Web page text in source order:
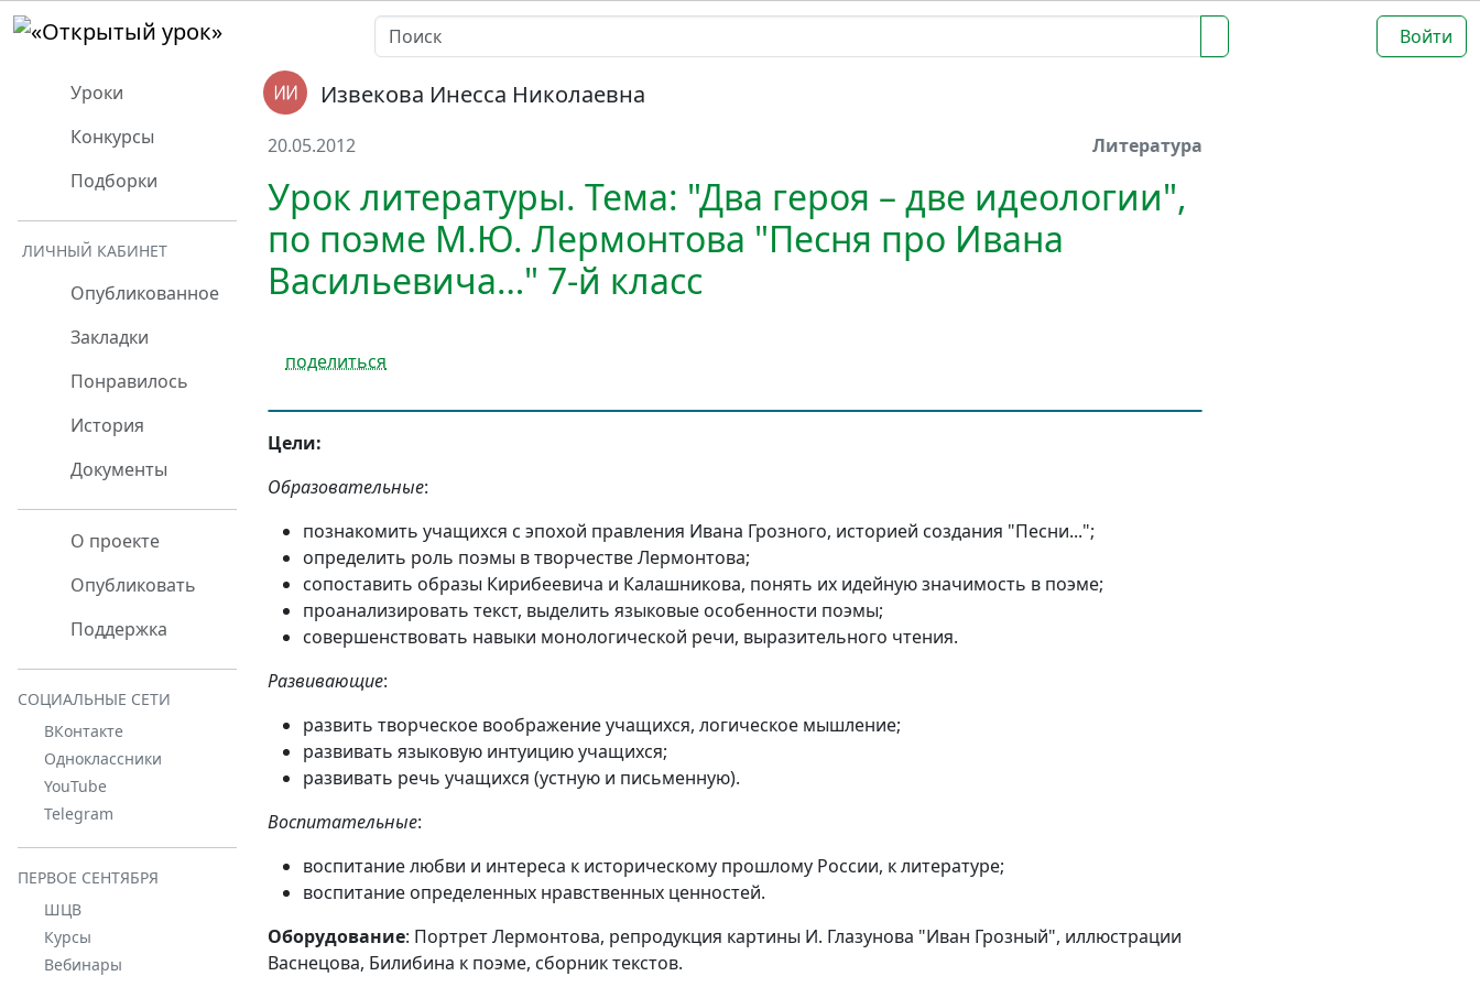
Войти
Уроки
Конкурсы
Подборки
ЛИЧНЫЙ КАБИНЕТ
Опубликованное
Закладки
Понравилось
История
Документы
О проекте
Опубликовать
Поддержка
СОЦИАЛЬНЫЕ СЕТИ
ВКонтакте
Одноклассники
YouTube
Telegram
ПЕРВОЕ СЕНТЯБРЯ
ШЦВ
Курсы
Вебинары
Извекова Инесса Николаевна
20.05.2012 Литература
Урок литературы. Тема: "Два героя – две идеологии",
по поэме М.Ю. Лермонтова "Песня про Ивана
Васильевича…" 7-й класс
поделиться
Цели:
Образовательные:
познакомить учащихся с эпохой правления Ивана Грозного, историей создания "Песни...";
определить роль поэмы в творчестве Лермонтова;
сопоставить образы Кирибеевича и Калашникова, понять их идейную значимость в поэме;
проанализировать текст, выделить языковые особенности поэмы;
совершенствовать навыки монологической речи, выразительного чтения.
Развивающие:
развить творческое воображение учащихся, логическое мышление;
развивать языковую интуицию учащихся;
развивать речь учащихся (устную и письменную).
Воспитательные:
воспитание любви и интереса к историческому прошлому России, к литературе;
воспитание определенных нравственных ценностей.
Оборудование: Портрет Лермонтова, репродукция картины И. Глазунова "Иван Грозный", иллюстрации
Васнецова, Билибина к поэме, сборник текстов.